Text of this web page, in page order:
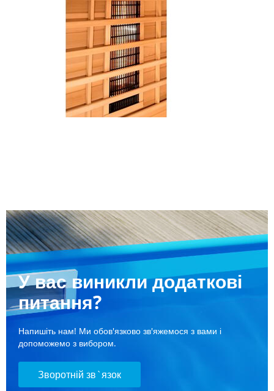
У вас виникли додаткові
питання?
Напишіть нам! Ми обов'язково зв'яжемося з вами і
допоможемо з вибором.
Зворотній зв`язок